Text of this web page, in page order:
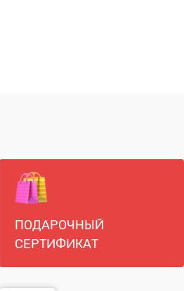
ПОДАРОЧНЫЙ
СЕРТИФИКАТ